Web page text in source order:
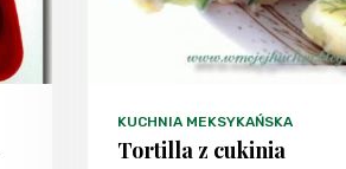
KUCHNIA MEKSYKAŃSKA
Tortilla z cukinia